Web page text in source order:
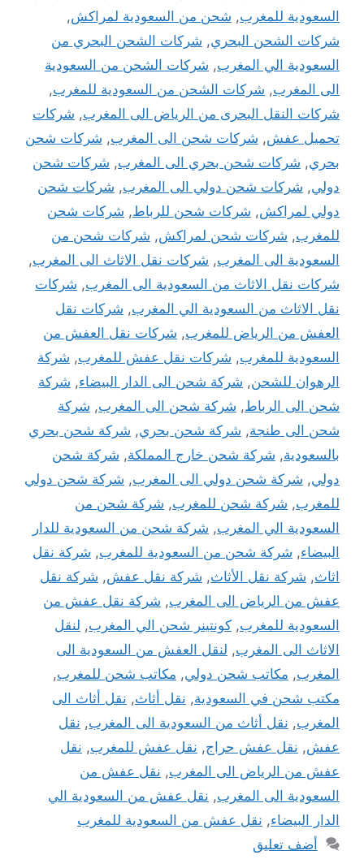
السعودية للمغرب, شحن من السعودية لمراكش,
شركات الشحن البحري, شركات الشحن البحري من
السعودية الي المغرب, شركات الشحن من السعودية
الى المغرب, شركات الشحن من السعودية للمغرب,
شركات النقل البحرى من الرياض الى المغرب, شركات
تحميل عفش, شركات شحن الى المغرب, شركات شحن
بحري, شركات شحن بحري الى المغرب, شركات شحن
دولي, شركات شحن دولي الى المغرب, شركات شحن
دولي لمراكش, شركات شحن للرباط, شركات شحن
للمغرب, شركات شحن لمراكش, شركات شحن من
السعودية الى المغرب, شركات نقل الاثاث الى المغرب,
شركات نقل الاثاث من السعودية الى المغرب, شركات
نقل الاثاث من السعودية الي المغرب, شركات نقل
العفش من الرياض للمغرب, شركات نقل العفش من
السعودية للمغرب, شركات نقل عفش للمغرب, شركة
الرهوان للشحن, شركة شحن الى الدار البيضاء, شركة
شحن الى الرباط, شركة شحن الى المغرب, شركة
شحن الى طنجة, شركة شحن بحري, شركة شحن بحري
بالسعودية, شركة شحن خارج المملكة, شركة شحن
دولي, شركة شحن دولي الى المغرب, شركة شحن دولي
للمغرب, شركة شحن للمغرب, شركة شحن من
السعودية الي المغرب, شركة شحن من السعودية للدار
البيضاء, شركة شحن من السعودية للمغرب, شركة نقل
اثاث, شركة نقل الأثاث, شركة نقل عفش, شركة نقل
عفش من الرياض الى المغرب, شركة نقل عفش من
السعودية للمغرب, كونتينر شحن الي المغرب, لنقل
الاثاث الى المغرب, لنقل العفش من السعودية الى
المغرب, مكاتب شحن دولي, مكاتب شحن للمغرب,
مكتب شحن في السعودية, نقل أثاث, نقل أثاث الى
المغرب, نقل أثاث من السعودية الى المغرب, نقل
عفش, نقل عفش حراج, نقل عفش للمغرب, نقل
عفش من الرياض الى المغرب, نقل عفش من
السعودية الى المغرب, نقل عفش من السعودية الي
الدار البيضاء, نقل عفش من السعودية للمغرب
أضف تعليق